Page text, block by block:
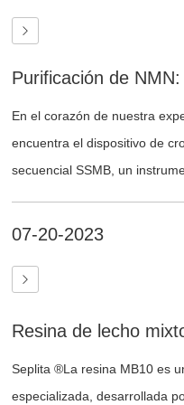
migración de iones cargados
En el corazón de nuestra
encuentra el dispositivo de
secuencial SSMB, un
incomparables. Creemos
07-20-2023
Seplita ®La resina MB10 es una resina de lecho mixto
especializada, desarrollada